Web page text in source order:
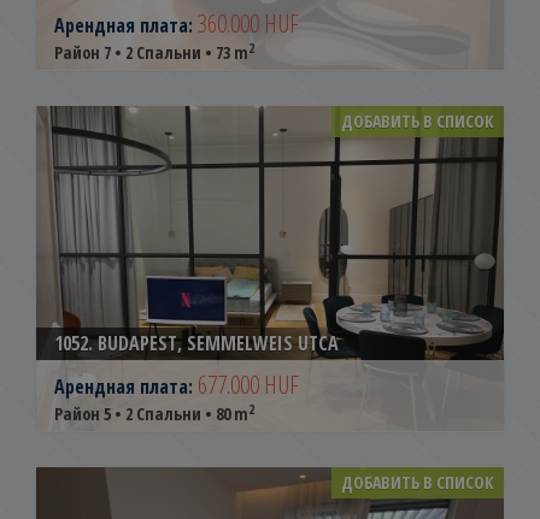
Арендная плата: 360.000 HUF
Район 7 • 2 Спальни • 73 m2
ДОБАВИТЬ В СПИСОК
1052. BUDAPEST, SEMMELWEIS UTCA
Арендная плата: 677.000 HUF
Район 5 • 2 Спальни • 80 m2
ДОБАВИТЬ В СПИСОК